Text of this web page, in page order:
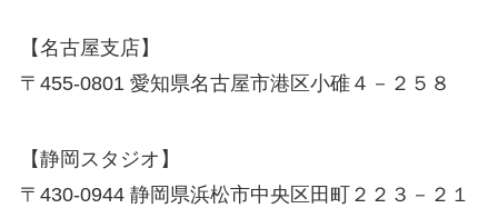
【名古屋支店】
〒455-0801 愛知県名古屋市港区小碓４－２５８
【静岡スタジオ】
〒430-0944 静岡県浜松市中央区田町２２３－２１